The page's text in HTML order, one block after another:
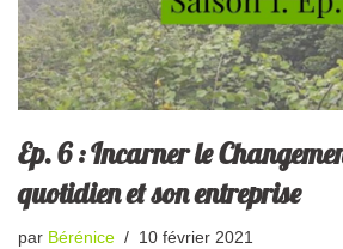
Ep. 6 : Incarner le
quotidien et son entreprise
par Bérénice 10 février 2021